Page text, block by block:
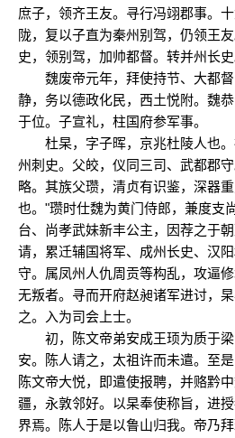
庶子，领齐王友。寻行冯翊郡事。
陇，复以子直为秦州别驾，仍领王
史，领别驾，加帅都督。转并州长史
魏废帝元年，拜使持节、大都督
静，务以德政化民，西土悦附。魏
于位。子宣礼，柱国府参军事。
杜杲，字子晖，京兆杜陵人也。
州刺史。父皎，仪同三司、武都郡
略。其族父瓒，清贞有识鉴，深器
也。"瓒时仕魏为黄门侍郎，兼度支
台、尚孝武妹新丰公主，因荐之于
请，累迁辅国将军、成州长史、汉
守。属凤州人仇周贡等构乱，攻逼
无叛者。寻而开府赵昶诸军进讨，
之。入为司会上士。
初，陈文帝弟安成王顼为质于梁
安。陈人请之，太祖许而未遣。至
陈文帝大悦，即遣使报聘，并赂黔
疆，永敦邻好。以杲奉使称旨，进
界焉。陈人于是以鲁山归我。帝乃